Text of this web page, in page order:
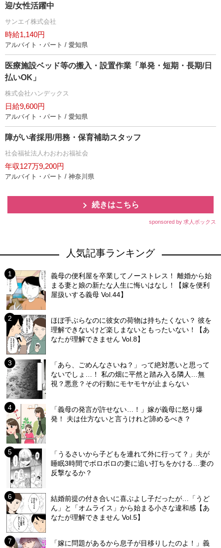
迎/女性活躍中
サンエイ株式会社
時給1,140円
アルバイト・パート / 愛知県
医療施設ベッド等の搬入・設置作業「単発・短期・長期/日
払いOK」
株式会社ハンデックス
日給9,600円
アルバイト・パート / 愛知県
障がい者採用/用務・保育補助スタッフ
社会福祉法人わおわお福祉会
年収127万9,200円
アルバイト・パート / 神奈川県
続きはこちら
sponsored by 求人ボックス
人気記事ランキング
義母の便利屋を卒業してノーストレス！ 離婚から始
まる妻と娘の新たな人生に悔いはなし！【嫁を便利
屋扱いする義母 Vol.44】
ほぼ手ぶらなのに彼女の荷物は持ちたくない？ 彼を
理解できないけど楽しまないともったいない！【あ
なたが理解できません Vol.8】
「あら、ごめんなさいね？」って絶対悪いと思って
ないでしょ…！ 私の畑に平然と踏み入る隣人…無
視？悪意？その行動にモヤモヤが止まらない
「義母の発言が許せない…！」嫁が義母に怒り爆
発！ 夫は仕方ないと言うけれど諦めるべき？
「うるさいから子どもを連れて外に行って？」夫が
睡眠3時間でボロボロの妻に追い打ちをかける…妻の
反撃なるか？
結婚前提の付き合いに喜ぶよし子だったが…「うど
ん」と「オムライス」から始まる小さな違和感【あ
なたが理解できません Vol.5】
「嫁に問題があるから息子が目移りしたのよ！」義